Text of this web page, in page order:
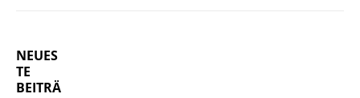
NEUES
TE
BEITRÄ